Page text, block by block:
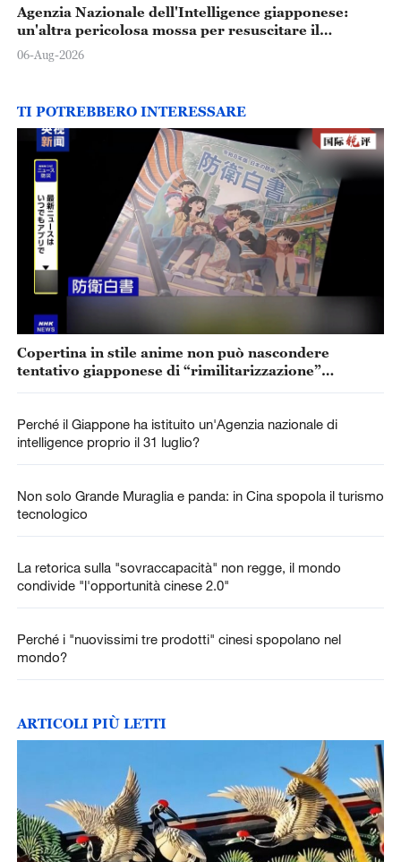
Agenzia Nazionale dell'Intelligence giapponese:
un'altra pericolosa mossa per resuscitare il
militarismo
06-Aug-2026
TI POTREBBERO INTERESSARE
Copertina in stile anime non può nascondere
tentativo giapponese di “rimilitarizzazione”
Perché il Giappone ha istituito un'Agenzia nazionale di
intelligence proprio il 31 luglio?
Non solo Grande Muraglia e panda: in Cina spopola il turismo
tecnologico
La retorica sulla "sovraccapacità" non regge, il mondo
condivide "l'opportunità cinese 2.0"
Perché i "nuovissimi tre prodotti" cinesi spopolano nel
mondo?
ARTICOLI PIÙ LETTI